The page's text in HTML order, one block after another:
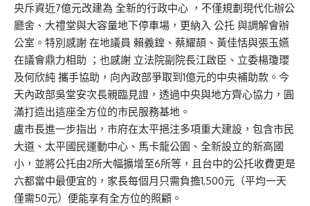
央斥資近7億元改建為 全新的行政中心 ，不僅規劃現代化辦公
廳舍、大禮堂與大容量地下停車場，更納入 公托 與調解會辦
公室。特別感謝 在地議員 賴義鍠、蔡耀頡、黃佳恬與張玉嬿
在議會鼎力相助 ；也感謝 立法院副院長江啟臣、立委楊瓊瓔
及何欣純 攜手協助，向內政部爭取到1億元的中央補助款。今
天內政部吳堂安次長親臨見證，透過中央與地方齊心協力，圓
滿打造出這座全方位的市民服務基地。
盧市長進一步指出，市府在太平挹注多項重大建設，包含市民
大道、太平國民運動中心、馬卡龍公園、全新設立的新高國
小，並將公托由2所大幅擴增至6所等，且台中的公托收費更是
六都當中最便宜的，家長每個月只需負擔1,500元（平均一天
僅需50元）便能享有全方位的照顧。